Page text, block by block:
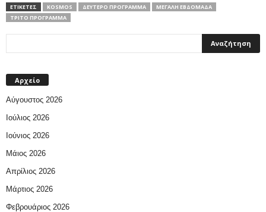
ΕΤΙΚΕΤΕΣ KOSMOS ΔΕΎΤΕΡΟ ΠΡΌΓΡΑΜΜΑ
ΜΕΓΆΛΗ ΕΒΔΟΜΆΔΑ
ΤΡΊΤΟ ΠΡΌΓΡΑΜΜΑ
Αρχείο
Αύγουστος 2026
Ιούλιος 2026
Ιούνιος 2026
Μάιος 2026
Απρίλιος 2026
Μάρτιος 2026
Φεβρουάριος 2026